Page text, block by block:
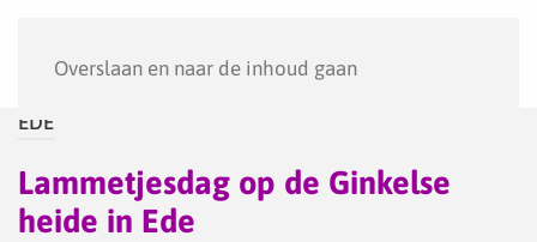
Overslaan en naar de inhoud gaan
EDE
Lammetjesdag op de Ginkelse
heide in Ede